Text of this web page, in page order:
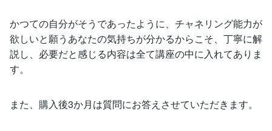
かつての自分がそうであったように、チャネリング能力が
欲しいと願うあなたの気持ちが分かるからこそ、丁寧に解
説し、必要だと感じる内容は全て講座の中に入れてありま
す。
また、購入後3か月は質問にお答えさせていただきます。